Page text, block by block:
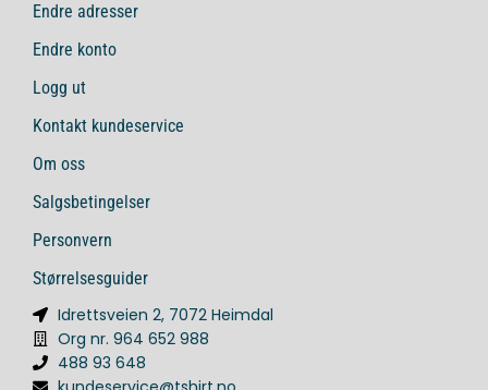
Endre adresser
Endre konto
Logg ut
Kontakt kundeservice
Om oss
Salgsbetingelser
Personvern
Størrelsesguider
Idrettsveien 2, 7072 Heimdal
Org nr. 964 652 988
488 93 648